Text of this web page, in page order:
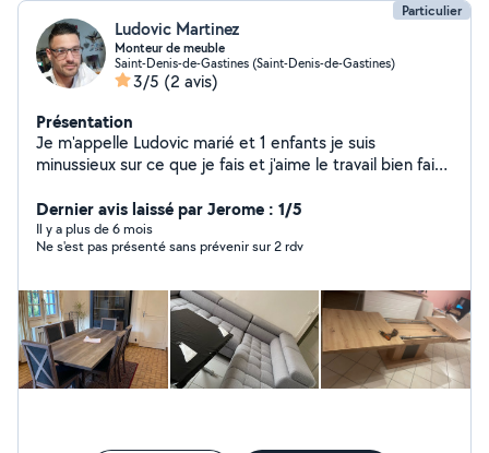
Particulier
Ludovic Martinez
Monteur de meuble
Saint-Denis-de-Gastines (Saint-Denis-de-Gastines)
3/5 (2 avis)
Présentation
Je m'appelle Ludovic marié et 1 enfants je suis
minussieux sur ce que je fais et j'aime le travail bien fais
confora Laval
Dernier avis laissé par Jerome : 1/5
Il y a plus de 6 mois
Ne s'est pas présenté sans prévenir sur 2 rdv